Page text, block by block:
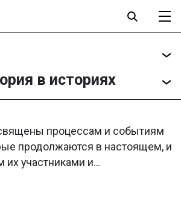
в историях
процессам и событиям
продолжаются в настоящем, и
их участниками и…